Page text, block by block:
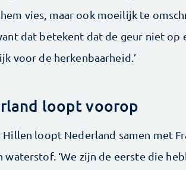
vies, maar ook moeilijk te
dat betekent dat de geur niet op
voor de herkenbaarheid.’
loopt voorop
Hillen loopt Nederland samen met
waterstof. ‘We zijn de eerste die